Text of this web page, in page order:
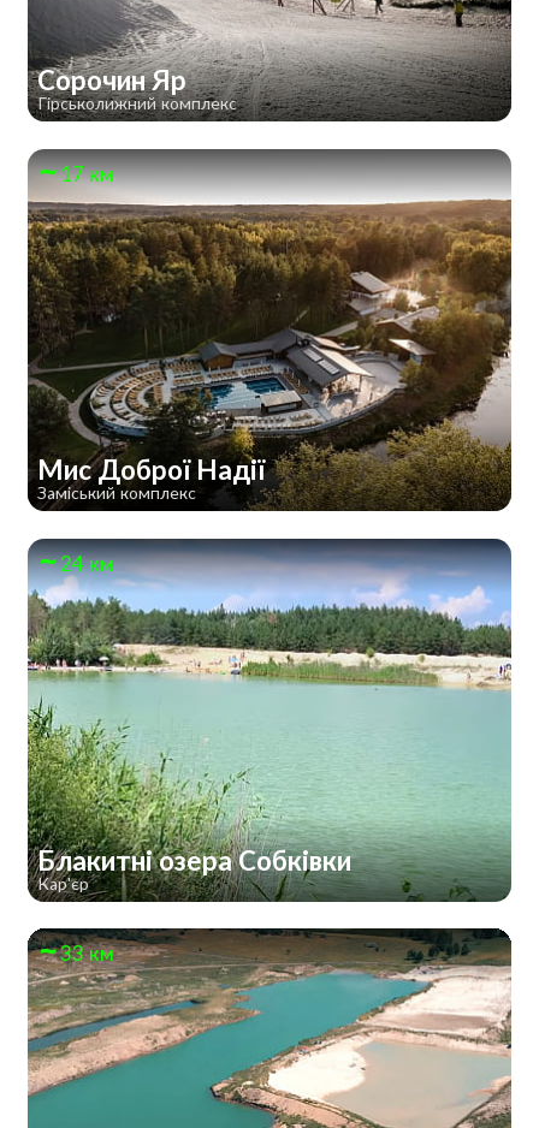
Сорочин Яр
Гірськолижний комплекс
17 км
Мис Доброї Надії
Заміський комплекс
24 км
Блакитні озера Собківки
Кар'єр
33 км